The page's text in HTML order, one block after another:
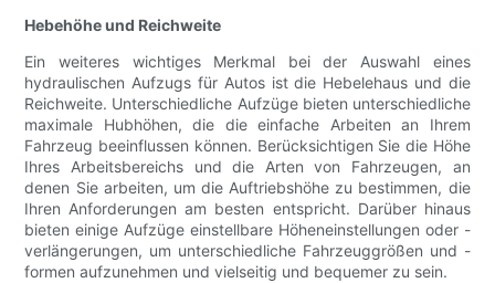
Hebehöhe und Reichweite
Ein weiteres wichtiges Merkmal bei der Auswahl eines
hydraulischen Aufzugs für Autos ist die Hebelehaus und die
Reichweite. Unterschiedliche Aufzüge bieten unterschiedliche
maximale Hubhöhen, die die einfache Arbeiten an Ihrem
Fahrzeug beeinflussen können. Berücksichtigen Sie die Höhe
Ihres Arbeitsbereichs und die Arten von Fahrzeugen, an
denen Sie arbeiten, um die Auftriebshöhe zu bestimmen, die
Ihren Anforderungen am besten entspricht. Darüber hinaus
bieten einige Aufzüge einstellbare Höheneinstellungen oder -
verlängerungen, um unterschiedliche Fahrzeuggrößen und -
formen aufzunehmen und vielseitig und bequemer zu sein.